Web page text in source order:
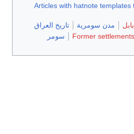
Articles with hatnote
مدن سومرية
تاريخ العراق
Former
سومر